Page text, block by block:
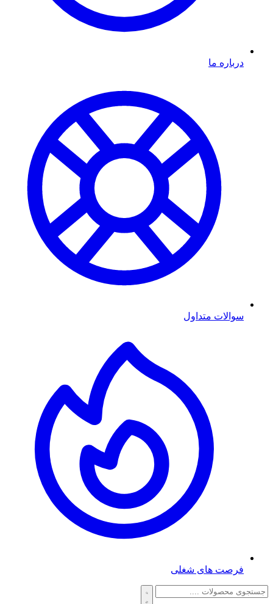
درباره ما
سوالات متداول
فرصت های شغلی